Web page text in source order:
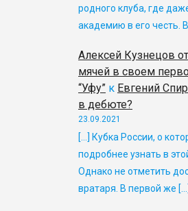
родного клуба, где
академию в его честь.
Алексей Кузнецов
мячей в своем
“Уфу” к Евгений
в дебюте?
23.09.2021
[…] Кубка России, о
подробнее узнать в
Однако не отметить
вратаря. В первой же […]